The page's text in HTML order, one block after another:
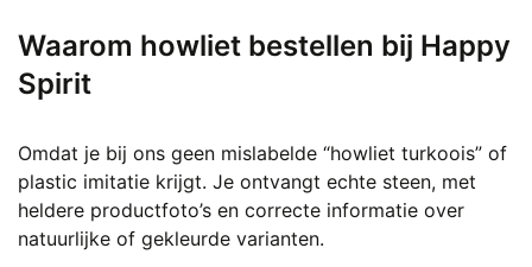
Waarom howliet bestellen bij Happy
Spirit
Omdat je bij ons geen mislabelde “howliet turkoois” of
plastic imitatie krijgt. Je ontvangt echte steen, met
heldere productfoto’s en correcte informatie over
natuurlijke of gekleurde varianten.